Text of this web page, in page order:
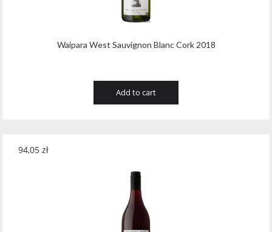
Waipara West Sauvignon Blanc Cork 2018
Add to cart
94,05 zł